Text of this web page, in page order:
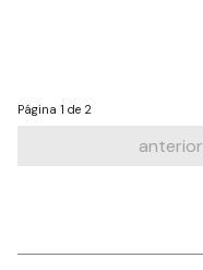
Página 1 de 2
anterior